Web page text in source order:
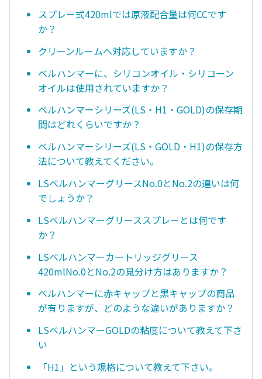
スプレー式420mlでは原液配合量は何CCです
か？
クリーンルームへ対応していますか？
ベルハンマーに、シリコンオイル・シリコーン
オイルは使用されていますか？
ベルハンマーシリーズ(LS・H1・GOLD)の保存期
間はどれくらいですか？
ベルハンマーシリーズ(LS・GOLD・H1)の保存方
法について教えてください。
LSベルハンマーグリースNo.0とNo.2の違いは何
でしょうか？
LSベルハンマーグリーススプレーとは何です
か？
LSベルハンマーカートリッジグリース
420mlNo.0とNo.2の見分け方はありますか？
ベルハンマーに赤キャップと黒キャップの商品
が有りますが、どのような違いがありますか？
LSベルハンマーGOLDの粘度について教えて下さ
い
「H1」という規格について教えて下さい。